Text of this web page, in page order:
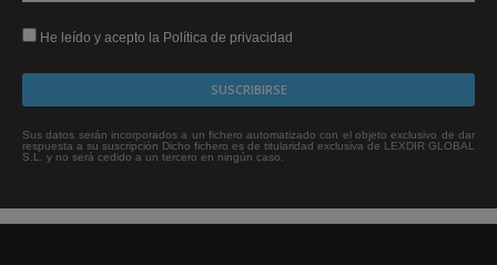
He leído y acepto la Política de privacidad
Sus datos serán incorporados a un fichero automatizado con el objeto exclusivo de dar
respuesta a su suscripción Dicho fichero es de titularidad exclusiva de LEXDIR GLOBAL
S.L. y no será cedido a un tercero en ningún caso.